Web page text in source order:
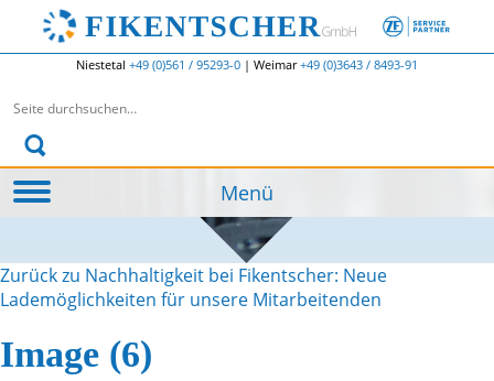
Niestetal +49 (0)561 / 95293-0 | Weimar+49 (0)3643 / 8493-91
Suchen nach:
Menü
Zurück zu Nachhaltigkeit bei Fikentscher: Neue
Lademöglichkeiten für unsere Mitarbeitenden
Image (6)